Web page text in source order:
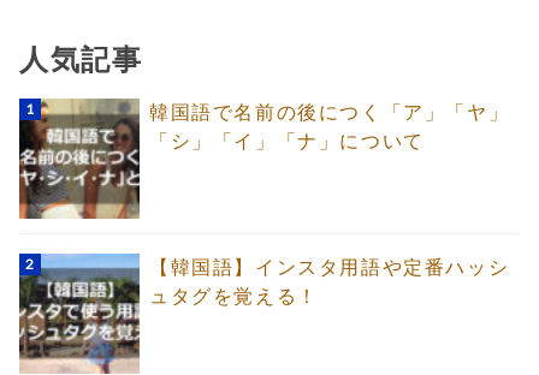
人気記事
韓国語で名前の後につく「ア」「ヤ」
「シ」「イ」「ナ」について
【韓国語】インスタ用語や定番ハッシ
ュタグを覚える！